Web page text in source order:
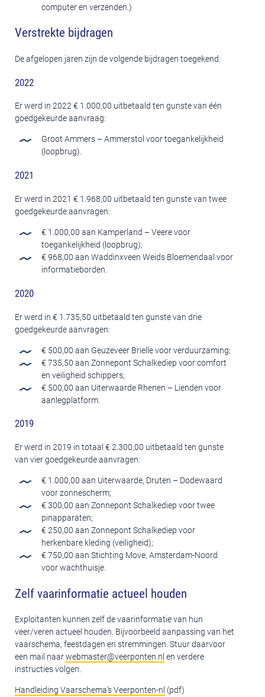
computer en verzenden.)
Verstrekte bijdragen
De afgelopen jaren zijn de volgende bijdragen toegekend:
2022
Er werd in 2022 € 1.000,00 uitbetaald ten gunste van één
goedgekeurde aanvraag:
Groot Ammers – Ammerstol voor toegankelijkheid
(loopbrug).
2021
Er werd in 2021 € 1.968,00 uitbetaald ten gunste van twee
goedgekeurde aanvragen:
€ 1.000,00 aan Kamperland – Veere voor
toegankelijkheid (loopbrug);
€ 968,00 aan Waddinxveen Weids Bloemendaal voor
informatieborden.
2020
Er werd in € 1.735,50 uitbetaald ten gunste van drie
goedgekeurde aanvragen:
€ 500,00 aan Geuzeveer Brielle voor verduurzaming;
€ 735,50 aan Zonnepont Schalkediep voor comfort
en veiligheid schippers;
€ 500,00 aan Uiterwaarde Rhenen – Lienden voor
aanlegplatform.
2019
Er werd in 2019 in totaal € 2.300,00 uitbetaald ten gunste
van vier goedgekeurde aanvragen:
€ 1.000,00 aan Uiterwaarde, Druten – Dodewaard
voor zonnescherm;
€ 300,00 aan Zonnepont Schalkediep voor twee
pinapparaten;
€ 250,00 aan Zonnepont Schalkediep voor
herkenbare kleding (veiligheid);
€ 750,00 aan Stichting Move, Amsterdam-Noord
voor wachthuisje.
Zelf vaarinformatie actueel houden
Exploitanten kunnen zelf de vaarinformatie van hun
veer/veren actueel houden. Bijvoorbeeld aanpassing van het
vaarschema, feestdagen en stremmingen. Stuur daarvoor
een mail naarwebmaster@veerponten.nl en verdere
instructies volgen.
Handleiding Vaarschema’s Veerponten-nl (pdf)